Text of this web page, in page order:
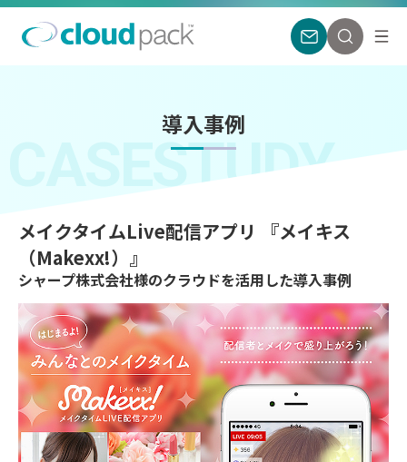
導入事例
CASESTUDY
メイクタイムLive配信アプリ 『メイキス
（Makexx!）』
シャープ株式会社様のクラウドを活用した導入事例